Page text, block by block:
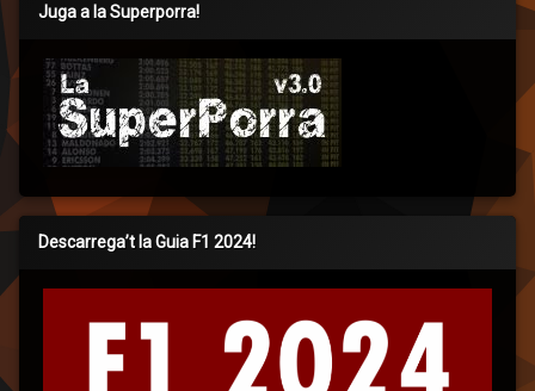
Juga a la Superporra!
Descarrega’t la Guia F1 2024!